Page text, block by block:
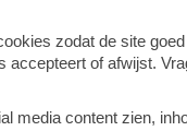
©2026BNNVARA